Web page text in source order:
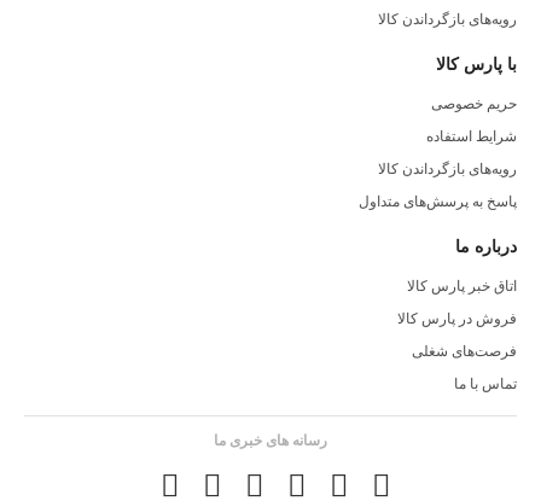
رویه‌های بازگرداندن کالا
با پارس کالا
حریم خصوصی
شرایط استفاده
رویه‌های بازگرداندن کالا
پاسخ به پرسش‌های متداول
درباره ما
اتاق خبر پارس کالا
فروش در پارس کالا
فرصت‌های شغلی
تماس با ما
رسانه های خبری ما